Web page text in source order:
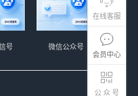
在线客服
会员中心
公 众 号
微信公众号
号